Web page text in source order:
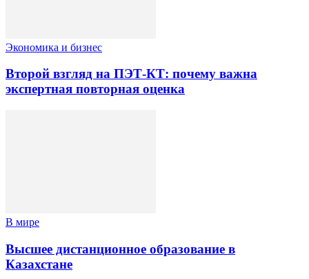
Экономика и бизнес
Второй взгляд на ПЭТ-КТ: почему важна
экспертная повторная оценка
В мире
Высшее дистанционное образование в
Казахстане